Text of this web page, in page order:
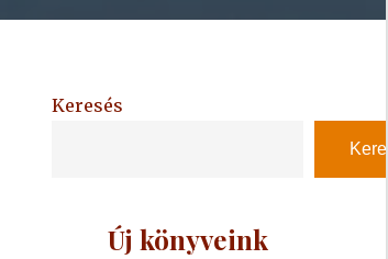
Keresés
Új könyveink